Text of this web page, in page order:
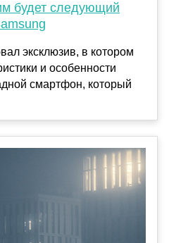
будет следующий
эксклюзив, в котором
и особенности
смартфон, который